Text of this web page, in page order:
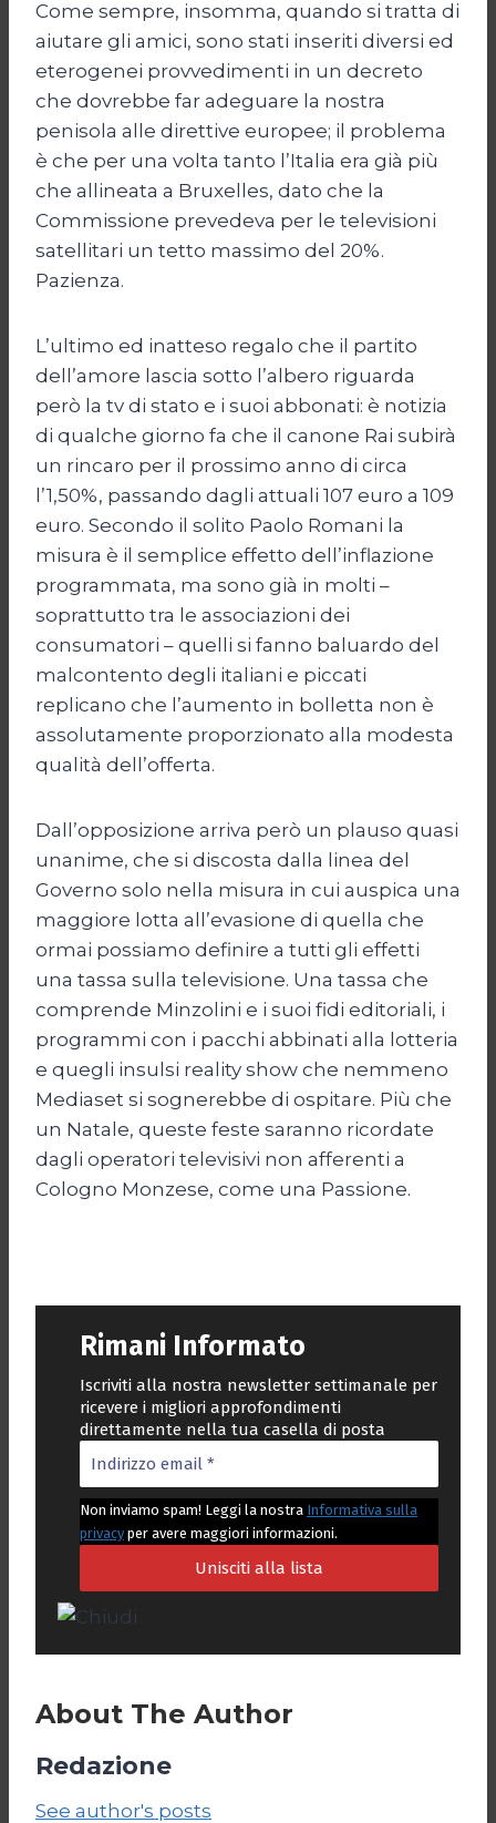
Come sempre, insomma, quando si tratta di
aiutare gli amici, sono stati inseriti diversi ed
eterogenei provvedimenti in un decreto
che dovrebbe far adeguare la nostra
penisola alle direttive europee; il problema
è che per una volta tanto l’Italia era già più
che allineata a Bruxelles, dato che la
Commissione prevedeva per le televisioni
satellitari un tetto massimo del 20%.
Pazienza.
L’ultimo ed inatteso regalo che il partito
dell’amore lascia sotto l’albero riguarda
però la tv di stato e i suoi abbonati: è notizia
di qualche giorno fa che il canone Rai subirà
un rincaro per il prossimo anno di circa
l’1,50%, passando dagli attuali 107 euro a 109
euro. Secondo il solito Paolo Romani la
misura è il semplice effetto dell’inflazione
programmata, ma sono già in molti –
soprattutto tra le associazioni dei
consumatori – quelli si fanno baluardo del
malcontento degli italiani e piccati
replicano che l’aumento in bolletta non è
assolutamente proporzionato alla modesta
qualità dell’offerta.
Dall’opposizione arriva però un plauso quasi
unanime, che si discosta dalla linea del
Governo solo nella misura in cui auspica una
maggiore lotta all’evasione di quella che
ormai possiamo definire a tutti gli effetti
una tassa sulla televisione. Una tassa che
comprende Minzolini e i suoi fidi editoriali, i
programmi con i pacchi abbinati alla lotteria
e quegli insulsi reality show che nemmeno
Mediaset si sognerebbe di ospitare. Più che
un Natale, queste feste saranno ricordate
dagli operatori televisivi non afferenti a
Cologno Monzese, come una Passione.
Rimani Informato
Iscriviti alla nostra newsletter settimanale per
ricevere i migliori approfondimenti
direttamente nella tua casella di posta
Non inviamo spam! Leggi la nostra Informativa sulla
privacy per avere maggiori informazioni.
About The Author
Redazione
See author's posts